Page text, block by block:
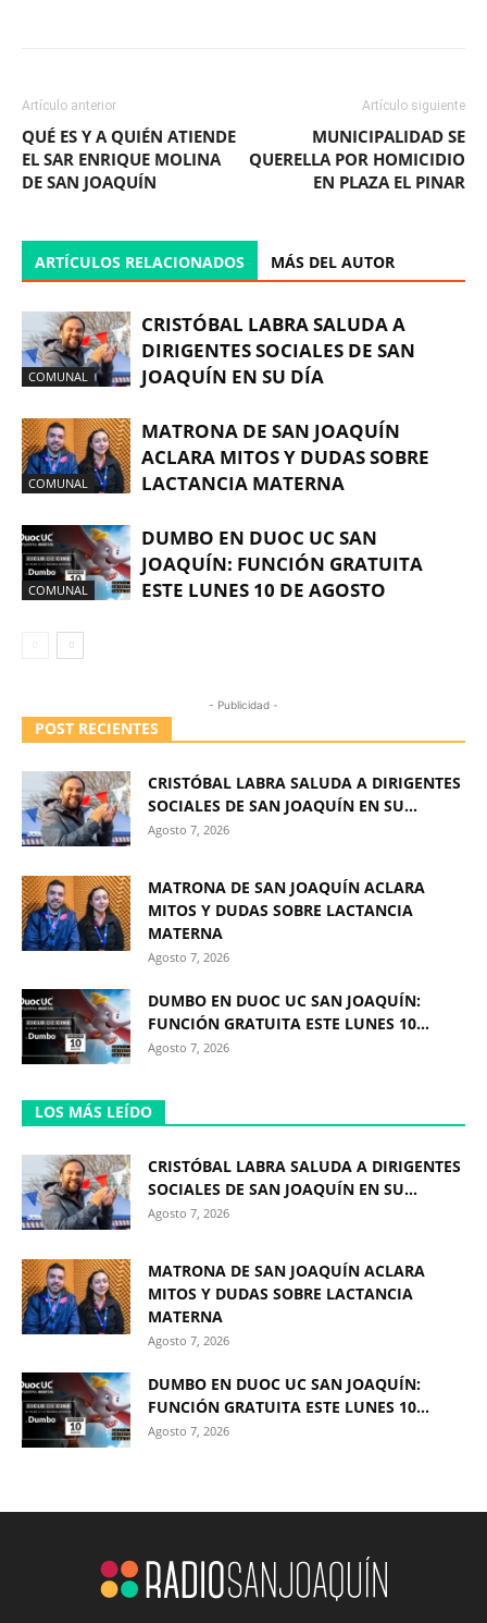
Artículo anterior
QUÉ ES Y A QUIÉN ATIENDE
EL SAR ENRIQUE MOLINA
DE SAN JOAQUÍN
Artículo siguiente
MUNICIPALIDAD SE
QUERELLA POR HOMICIDIO
EN PLAZA EL PINAR
ARTÍCULOS RELACIONADOS MÁS DEL AUTOR
COMUNAL
CRISTÓBAL LABRA SALUDA A
DIRIGENTES SOCIALES DE SAN
JOAQUÍN EN SU DÍA
COMUNAL
MATRONA DE SAN JOAQUÍN
ACLARA MITOS Y DUDAS SOBRE
LACTANCIA MATERNA
COMUNAL
DUMBO EN DUOC UC SAN
JOAQUÍN: FUNCIÓN GRATUITA
ESTE LUNES 10 DE AGOSTO
- Publicidad -
POST RECIENTES
CRISTÓBAL LABRA SALUDA A DIRIGENTES
SOCIALES DE SAN JOAQUÍN EN SU...
Agosto 7, 2026
MATRONA DE SAN JOAQUÍN ACLARA
MITOS Y DUDAS SOBRE LACTANCIA
MATERNA
Agosto 7, 2026
DUMBO EN DUOC UC SAN JOAQUÍN:
FUNCIÓN GRATUITA ESTE LUNES 10...
Agosto 7, 2026
LOS MÁS LEÍDO
CRISTÓBAL LABRA SALUDA A DIRIGENTES
SOCIALES DE SAN JOAQUÍN EN SU...
Agosto 7, 2026
MATRONA DE SAN JOAQUÍN ACLARA
MITOS Y DUDAS SOBRE LACTANCIA
MATERNA
Agosto 7, 2026
DUMBO EN DUOC UC SAN JOAQUÍN:
FUNCIÓN GRATUITA ESTE LUNES 10...
Agosto 7, 2026